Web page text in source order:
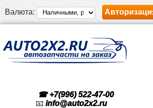
Валюта:
☎ +7(996) 522-47-00
📧 info@auto2x2.ru